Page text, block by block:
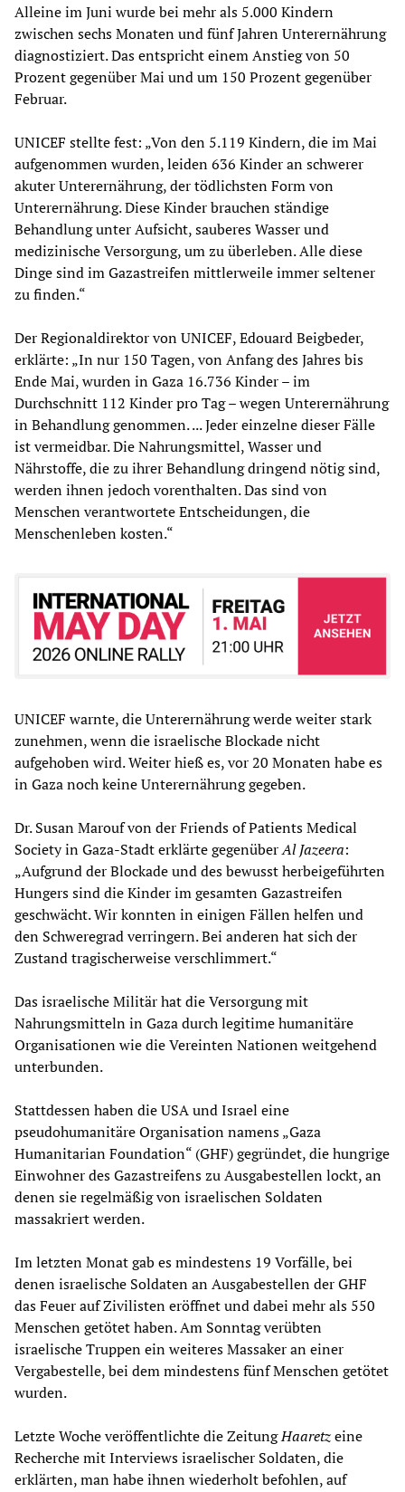
Alleine im Juni wurde bei mehr als 5.000 Kindern
zwischen sechs Monaten und fünf Jahren Unterernährung
diagnostiziert. Das entspricht einem Anstieg von 50
Prozent gegenüber Mai und um 150 Prozent gegenüber
Februar.
UNICEF stellte fest: „Von den 5.119 Kindern, die im Mai
aufgenommen wurden, leiden 636 Kinder an schwerer
akuter Unterernährung, der tödlichsten Form von
Unterernährung. Diese Kinder brauchen ständige
Behandlung unter Aufsicht, sauberes Wasser und
medizinische Versorgung, um zu überleben. Alle diese
Dinge sind im Gazastreifen mittlerweile immer seltener
zu finden.“
Der Regionaldirektor von UNICEF, Edouard Beigbeder,
erklärte: „In nur 150 Tagen, von Anfang des Jahres bis
Ende Mai, wurden in Gaza 16.736 Kinder – im
Durchschnitt 112 Kinder pro Tag – wegen Unterernährung
in Behandlung genommen. ... Jeder einzelne dieser Fälle
ist vermeidbar. Die Nahrungsmittel, Wasser und
Nährstoffe, die zu ihrer Behandlung dringend nötig sind,
werden ihnen jedoch vorenthalten. Das sind von
Menschen verantwortete Entscheidungen, die
Menschenleben kosten.“
UNICEF warnte, die Unterernährung werde weiter stark
zunehmen, wenn die israelische Blockade nicht
aufgehoben wird. Weiter hieß es, vor 20 Monaten habe es
in Gaza noch keine Unterernährung gegeben.
Dr. Susan Marouf von der Friends of Patients Medical
Society in Gaza-Stadt erklärte gegenüberAl Jazeera:
„Aufgrund der Blockade und des bewusst herbeigeführten
Hungers sind die Kinder im gesamten Gazastreifen
geschwächt. Wir konnten in einigen Fällen helfen und
den Schweregrad verringern. Bei anderen hat sich der
Zustand tragischerweise verschlimmert.“
Das israelische Militär hat die Versorgung mit
Nahrungsmitteln in Gaza durch legitime humanitäre
Organisationen wie die Vereinten Nationen weitgehend
unterbunden.
Stattdessen haben die USA und Israel eine
pseudohumanitäre Organisation namens „Gaza
Humanitarian Foundation“ (GHF) gegründet, die hungrige
Einwohner des Gazastreifens zu Ausgabestellen lockt, an
denen sie regelmäßig von israelischen Soldaten
massakriert werden.
Im letzten Monat gab es mindestens 19 Vorfälle, bei
denen israelische Soldaten an Ausgabestellen der GHF
das Feuer auf Zivilisten eröffnet und dabei mehr als 550
Menschen getötet haben. Am Sonntag verübten
israelische Truppen ein weiteres Massaker an einer
Vergabestelle, bei dem mindestens fünf Menschen getötet
wurden.
Letzte Woche veröffentlichte die ZeitungHaaretzeine
Recherche mit Interviews israelischer Soldaten, die
erklärten, man habe ihnen wiederholt befohlen, auf